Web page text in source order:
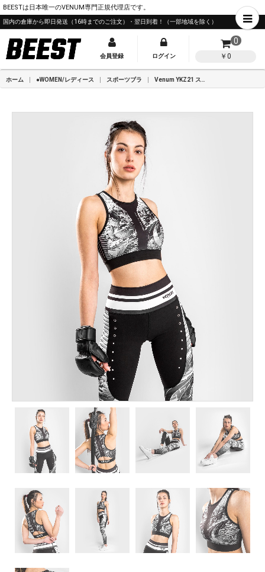
BEESTは日本唯一のVENUM専門正規代理店です。
国内の倉庫から即日発送（16時までのご注文）・翌日到着！（一部地域を除く）
会員登録 ログイン
0
￥0
ホーム ●WOMEN/レディース スポーツブラ